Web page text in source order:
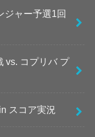
ジャー予選1回
vs. コプリバ プ
スコア実況